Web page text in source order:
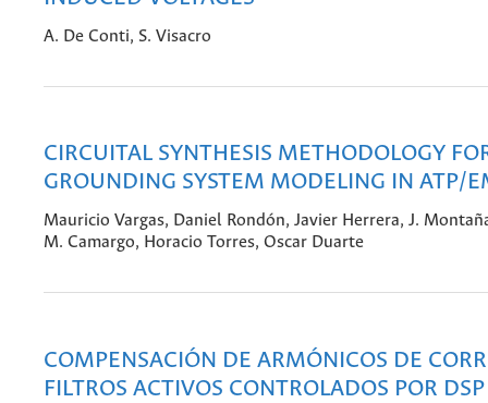
A. De Conti, S. Visacro
CIRCUITAL SYNTHESIS METHODOLOGY
GROUNDING SYSTEM MODELING IN ATP/
Mauricio Vargas, Daniel Rondón, Javier Herrera, J.
M. Camargo, Horacio Torres, Oscar Duarte
COMPENSACIÓN DE ARMÓNICOS DE
FILTROS ACTIVOS CONTROLADOS POR DSP